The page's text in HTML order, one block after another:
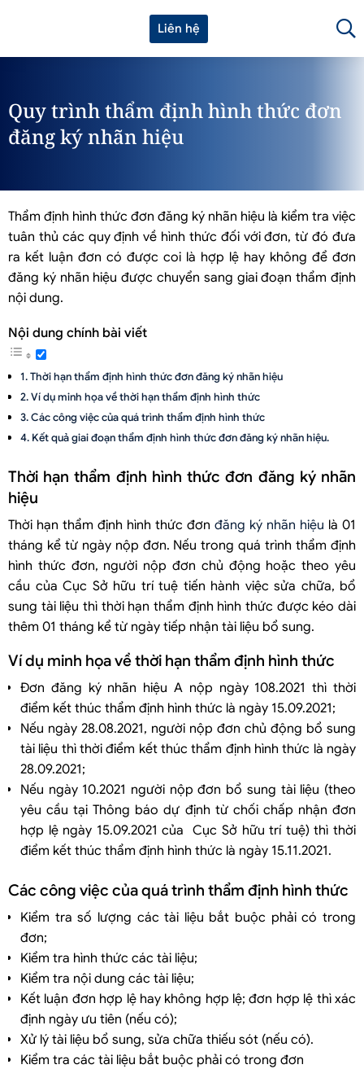
Liên hệ
Quy trình thẩm định hình thức đơn
đăng ký nhãn hiệu
Thẩm định hình thức đơn đăng ký nhãn hiệu là kiểm tra việc
tuân thủ các quy định về hình thức đối với đơn, từ đó đưa
ra kết luận đơn có được coi là hợp lệ hay không để đơn
đăng ký nhãn hiệu được chuyển sang giai đoạn thẩm định
nội dung.
Nội dung chính bài viết
Thời hạn thẩm định hình thức đơn đăng ký nhãn hiệu
Ví dụ minh họa về thời hạn thẩm định hình thức
Các công việc của quá trình thẩm định hình thức
Kết quả giai đoạn thẩm định hình thức đơn đăng ký nhãn hiệu.
Thời hạn thẩm định hình thức đơn đăng ký nhãn
hiệu
Thời hạn thẩm định hình thức đơn đăng ký nhãn hiệu là 01
tháng kể từ ngày nộp đơn. Nếu trong quá trình thẩm định
hình thức đơn, người nộp đơn chủ động hoặc theo yêu
cầu của Cục Sở hữu trí tuệ tiến hành việc sửa chữa, bổ
sung tài liệu thì thời hạn thẩm định hình thức được kéo dài
thêm 01 tháng kể từ ngày tiếp nhận tài liệu bổ sung.
Ví dụ minh họa về thời hạn thẩm định hình thức
Đơn đăng ký nhãn hiệu A nộp ngày 108.2021 thì thời
điểm kết thúc thẩm định hình thức là ngày 15.09.2021;
Nếu ngày 28.08.2021, người nộp đơn chủ động bổ sung
tài liệu thì thời điểm kết thúc thẩm định hình thức là ngày
28.09.2021;
Nếu ngày 10.2021 người nộp đơn bổ sung tài liệu (theo
yêu cầu tại Thông báo dự định từ chối chấp nhận đơn
hợp lệ ngày 15.09.2021 của Cục Sở hữu trí tuệ) thì thời
điểm kết thúc thẩm định hình thức là ngày 15.11.2021.
Các công việc của quá trình thẩm định hình thức
Kiểm tra số lượng các tài liệu bắt buộc phải có trong
đơn;
Kiểm tra hình thức các tài liệu;
Kiểm tra nội dung các tài liệu;
Kết luận đơn hợp lệ hay không hợp lệ; đơn hợp lệ thì xác
định ngày ưu tiên (nếu có);
Xử lý tài liệu bổ sung, sửa chữa thiếu sót (nếu có).
Kiểm tra các tài liệu bắt buộc phải có trong đơn